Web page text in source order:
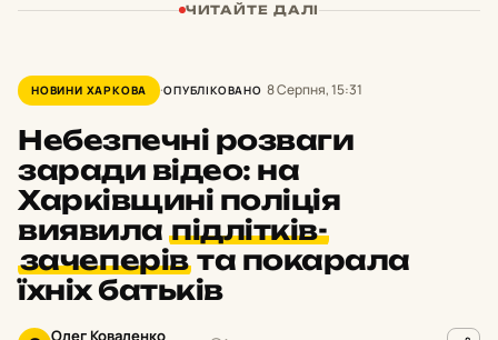
ЧИТАЙТЕ ДАЛІ
НОВИНИ ХАРКОВА ОПУБЛІКОВАНО 8 Серпня, 15:31
Небезпечні розваги
заради відео: на
Харківщині поліція
виявилапідлітків-
зачеперівта покарала
їхніх батьків
Олег Коваленко